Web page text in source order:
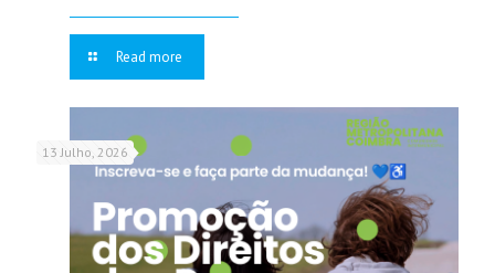
Read more
13 Julho, 2026